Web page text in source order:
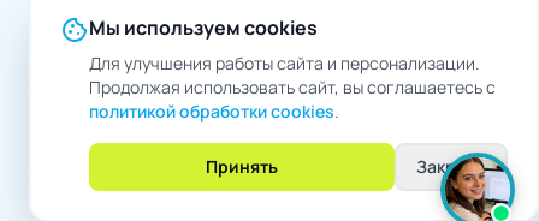
свою ценность, тем легче ему отстаивать
свои «можно» и «нельзя». Ведение дневника,
постановка целей, физическая активность,
поддерживающее окружение и, при
необходимости, работа с профессионалом
cookieМы используем cookies
Для улучшения работы сайта и персонализации.
Продолжая использовать сайт, вы соглашаетесь с
политикой обработки cookies.
Принять Закрыть